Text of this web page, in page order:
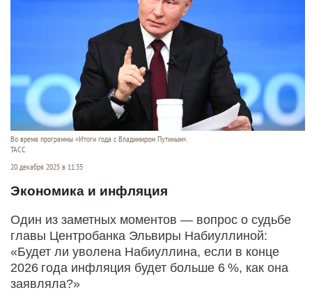
Во время программы «Итоги года с Владимиром Путиным».
ТАСС
20 декабря 2025 в 11:35
Экономика и инфляция
Один из заметных моментов — вопрос о судьбе
главы Центробанка Эльвиры Набиуллиной:
«Будет ли уволена Набиуллина, если в конце
2026 года инфляция будет больше 6 %, как она
заявляла?»